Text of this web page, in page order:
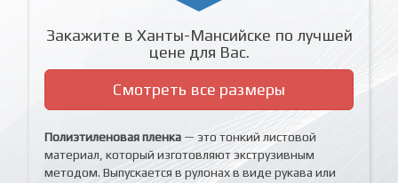
Закажите в Ханты-Мансийске по лучшей
цене для Вас.
Смотреть все размеры
Полиэтиленовая пленка — это тонкий листовой
материал, который изготовляют экструзивным
методом. Выпускается в рулонах в виде рукава или